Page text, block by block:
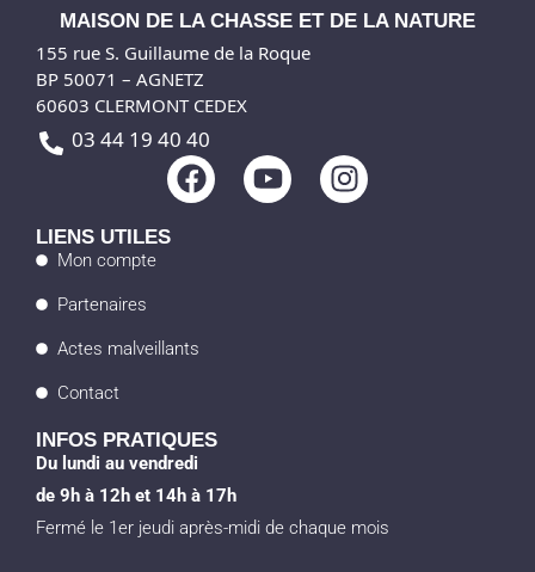
MAISON DE LA CHASSE ET DE LA NATURE
155 rue S. Guillaume de la Roque
BP 50071 – AGNETZ
60603 CLERMONT CEDEX
03 44 19 40 40
F
a
o
Y
o
I
n
LIENS UTILES
Mon compte
Partenaires
Actes malveillants
Contact
INFOS PRATIQUES
Du lundi au vendredi
de 9h à 12h et 14h à 17h
Fermé le 1er jeudi après-midi de chaque mois